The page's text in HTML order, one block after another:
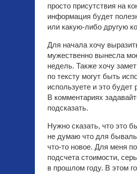
просто присутствия на
информация будет
или какую-либо другую
Для начала хочу
мужественно вынесла
недель. Также хочу
по тексту могут быть
используете и это
В комментариях
подсказать.
Нужно сказать, что это
не думаю что для
что-то новое. Для меня
подсчета стоимости,
в прошлом году. В этом